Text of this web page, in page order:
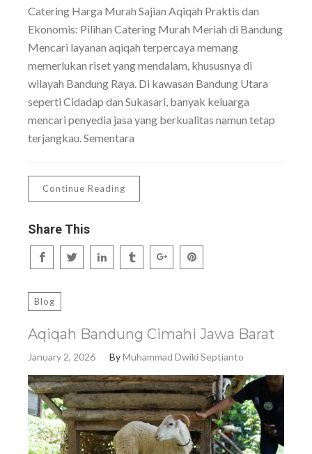
Catering Harga Murah Sajian Aqiqah Praktis dan
Ekonomis: Pilihan Catering Murah Meriah di Bandung
Mencari layanan aqiqah terpercaya memang
memerlukan riset yang mendalam, khususnya di
wilayah Bandung Raya. Di kawasan Bandung Utara
seperti Cidadap dan Sukasari, banyak keluarga
mencari penyedia jasa yang berkualitas namun tetap
terjangkau. Sementara
Continue Reading
Share This
Blog
Aqiqah Bandung Cimahi Jawa Barat
January 2, 2026 ByMuhammad Dwiki Septianto